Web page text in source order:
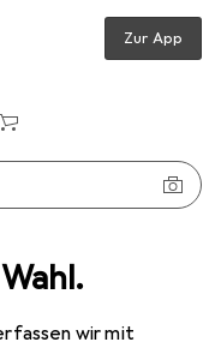
wir mit
Zur App